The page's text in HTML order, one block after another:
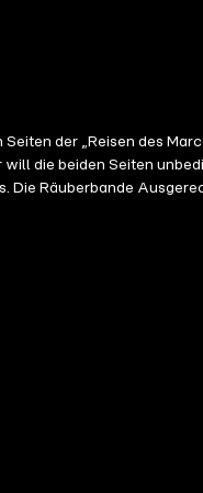
der „Reisen des
die beiden Seiten
und Wohnwagen